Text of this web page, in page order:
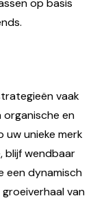
op basis
vaak
organische en
uw unieke merk
blijf wendbaar
een dynamisch
van